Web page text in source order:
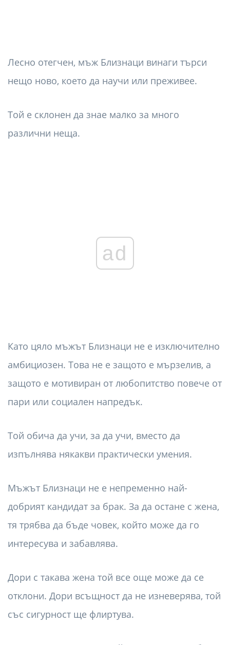
Лесно отегчен, мъж Близнаци винаги търси
нещо ново, което да научи или преживее.
Той е склонен да знае малко за много
различни неща.
ad
Като цяло мъжът Близнаци не е изключително
амбициозен. Това не е защото е мързелив, а
защото е мотивиран от любопитство повече от
пари или социален напредък.
Той обича да учи, за да учи, вместо да
изпълнява някакви практически умения.
Мъжът Близнаци не е непременно най-
добрият кандидат за брак. За да остане с жена,
тя трябва да бъде човек, който може да го
интересува и забавлява.
Дори с такава жена той все още може да се
отклони. Дори всъщност да не изневерява, той
със сигурност ще флиртува.